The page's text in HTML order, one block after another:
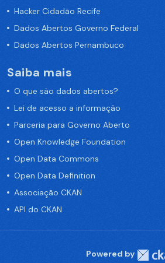
Hacker Cidadão Recife
Dados Abertos Governo Federal
Dados Abertos Pernambuco
Saiba mais
O que são dados abertos?
Lei de acesso a informação
Parceria para Governo Aberto
Open Knowledge Foundation
Open Data Commons
Open Data Definition
Associação CKAN
API do CKAN
Powered by